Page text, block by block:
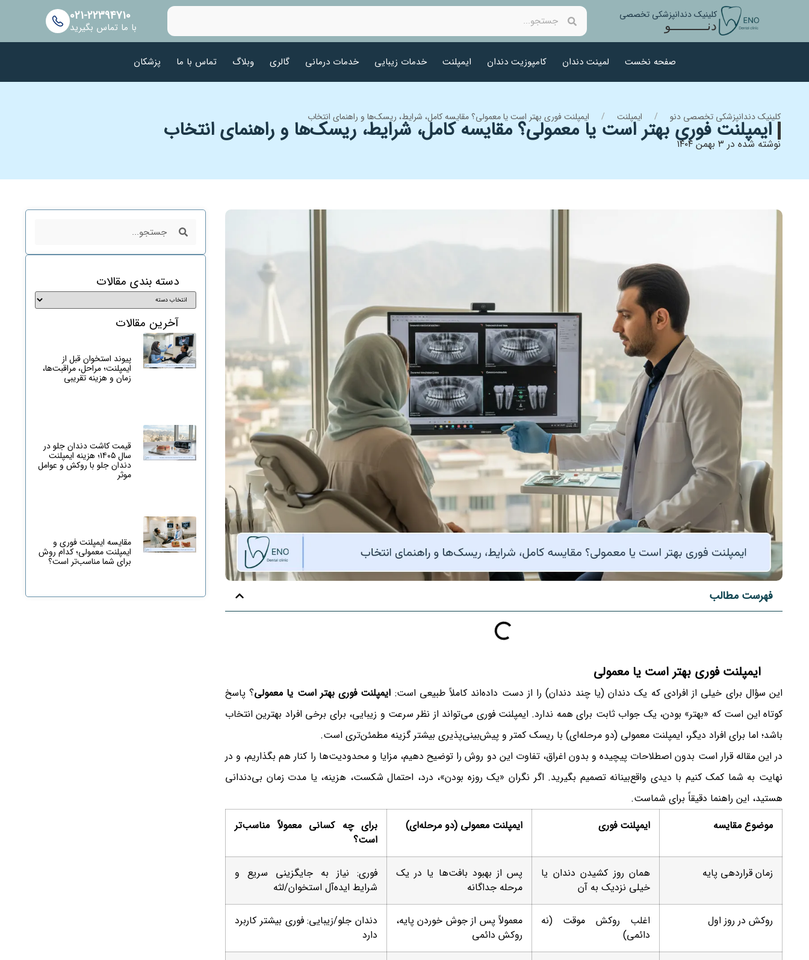
کلینیک دندانپزشکی تخصصی
دنــــــــــو
021-22394710
با ما تماس بگیرید
صفحه نخست لمینت دندان کامپوزیت دندان ایمپلنت خدمات زیبایی خدمات درمانی گالری وبلاگ تماس با ما پزشکان
کلینیک دندانپزشکی تخصصی دنو ایمپلنت ایمپلنت فوری بهتر است یا معمولی؟ مقایسه کامل، شرایط، ریسک‌ها و راهنمای انتخاب
ایمپلنت فوری بهتر است یا معمولی؟ مقایسه کامل، شرایط، ریسک‌ها و راهنمای انتخاب
نوشته شده در ۳ بهمن ۱۴۰۴
فهرست مطالب
ایمپلنت فوری بهتر است یا معمولی
این سؤال برای خیلی از افرادی که یک دندان (یا چند دندان) را از دست داده‌اند کاملاً طبیعی است: ایمپلنت فوری بهتر است یا معمولی؟ پاسخ
کوتاه این است که «بهتر» بودن، یک جواب ثابت برای همه ندارد. ایمپلنت فوری می‌تواند از نظر سرعت و زیبایی، برای برخی افراد بهترین انتخاب
باشد؛ اما برای افراد دیگر، ایمپلنت معمولی (دو مرحله‌ای) با ریسک کمتر و پیش‌بینی‌پذیری بیشتر گزینه مطمئن‌تری است.
در این مقاله قرار است بدون اصطلاحات پیچیده و بدون اغراق، تفاوت این دو روش را توضیح دهیم، مزایا و محدودیت‌ها را کنار هم بگذاریم، و در
نهایت به شما کمک کنیم با دیدی واقع‌بینانه تصمیم بگیرید. اگر نگران «یک روزه بودن»، درد، احتمال شکست، هزینه، یا مدت زمان بی‌دندانی
هستید، این راهنما دقیقاً برای شماست.
موضوع مقایسه
ایمپلنت فوری ایمپلنت معمولی (دو مرحله‌ای)
برای چه کسانی معمولاً مناسب‌تر
است؟
زمان قراردهی پایه
همان روز کشیدن دندان یا
خیلی نزدیک به آن
پس از بهبود بافت‌ها یا در یک
مرحله جداگانه
فوری: نیاز به جایگزینی سریع و
شرایط ایده‌آل استخوان/لثه
روکش در روز اول
اغلب روکش موقت (نه
دائمی)
معمولاً پس از جوش خوردن پایه،
روکش دائمی
دندان جلو/زیبایی: فوری بیشتر کاربرد
دارد
دسته بندی مقالات
آخرین مقالات
پیوند استخوان قبل از
ایمپلنت؛ مراحل، مراقبت‌ها،
زمان و هزینه تقریبی
قیمت کاشت دندان جلو در
سال ۱۴۰۵؛ هزینه ایمپلنت
دندان جلو با روکش و عوامل
موثر
مقایسه ایمپلنت فوری و
ایمپلنت معمولی؛ کدام روش
برای شما مناسب‌تر است؟